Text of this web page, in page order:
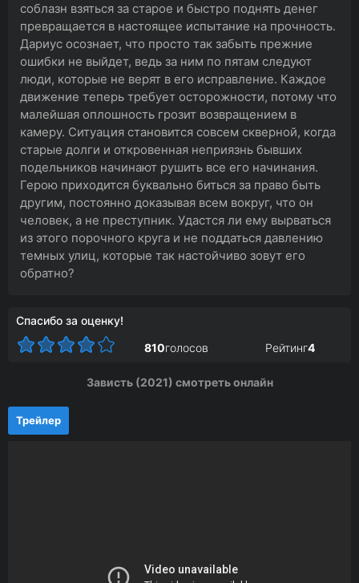
соблазн взяться за старое и быстро поднять денег
превращается в настоящее испытание на прочность.
Дариус осознает, что просто так забыть прежние
ошибки не выйдет, ведь за ним по пятам следуют
люди, которые не верят в его исправление. Каждое
движение теперь требует осторожности, потому что
малейшая оплошность грозит возвращением в
камеру. Ситуация становится совсем скверной, когда
старые долги и откровенная неприязнь бывших
подельников начинают рушить все его начинания.
Герою приходится буквально биться за право быть
другим, постоянно доказывая всем вокруг, что он
человек, а не преступник. Удастся ли ему вырваться
из этого порочного круга и не поддаться давлению
темных улиц, которые так настойчиво зовут его
обратно?
Спасибо за оценку!
810голосов Рейтинг4
Зависть (2021) смотреть онлайн
Трейлер